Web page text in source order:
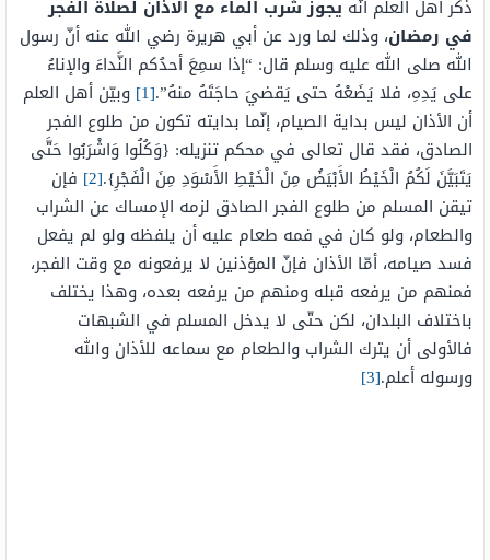
ذكر أهل العلم أنّه يجوز شرب الماء مع الاذان لصلاة الفجر
في رمضان، وذلك لما ورد عن أبي هريرة رضي الله عنه أنّ رسول
الله صلى الله عليه وسلم قال: “إذا سمِعَ أحدُكم النَّداءَ والإناءُ
على يَدِهِ، فلا يَضَعْهُ حتى يَقضيَ حاجَتَهُ منهُ”.[1]
وبيّن أهل العلم
أن الأذان ليس بداية الصيام، إنّما بدايته تكون من طلوع الفجر
الصادق، فقد قال تعالى في محكم تنزيله: {وَكُلُوا وَاشْرَبُوا حَتَّى
يَتَبَيَّنَ لَكُمُ الْخَيْطُ الأَبْيَضُ مِنَ الْخَيْطِ الأَسْوَدِ مِنَ الْفَجْرِ}.[2]
فإن
تيقن المسلم من طلوع الفجر الصادق لزمه الإمساك عن الشراب
والطعام، ولو كان في فمه طعام عليه أن يلفظه ولو لم يفعل
فسد صيامه، أمّا الأذان فإنّ المؤذنين لا يرفعونه مع وقت الفجر،
فمنهم من يرفعه قبله ومنهم من يرفعه بعده، وهذا يختلف
باختلاف البلدان، لكن حتّى لا يدخل المسلم في الشبهات
فالأولى أن يترك الشراب والطعام مع سماعه للأذان والله
ورسوله أعلم.[3]